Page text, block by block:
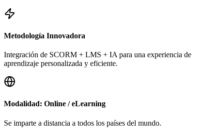
Metodología Innovadora
Integración de SCORM + LMS + IA para una experiencia de
aprendizaje personalizada y eficiente.
Modalidad: Online / eLearning
Se imparte a distancia a todos los países del mundo.